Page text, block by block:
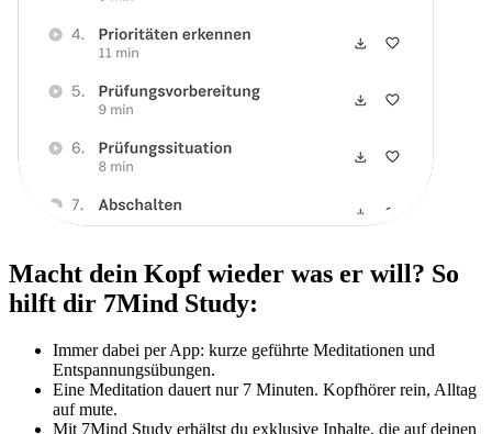
Macht dein Kopf wieder was er will? So
hilft dir 7Mind Study:
Immer dabei per App: kurze geführte Meditationen und
Entspannungsübungen.
Eine Meditation dauert nur 7 Minuten. Kopfhörer rein, Alltag
auf mute.
Mit 7Mind Study erhältst du exklusive Inhalte, die auf deinen